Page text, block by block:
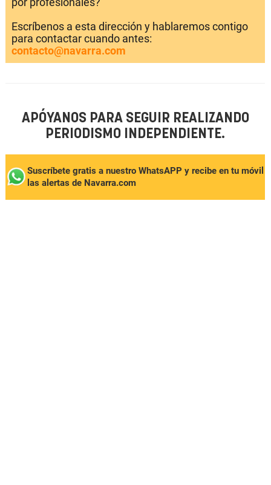
Escríbenos a esta dirección y hablaremos contigo
para contactar cuando antes:
contacto@navarra.com
APÓYANOS PARA SEGUIR REALIZANDO
PERIODISMO INDEPENDIENTE.
Suscríbete gratis a nuestro WhatsAPP y recibe en tu móvil
las alertas de Navarra.com